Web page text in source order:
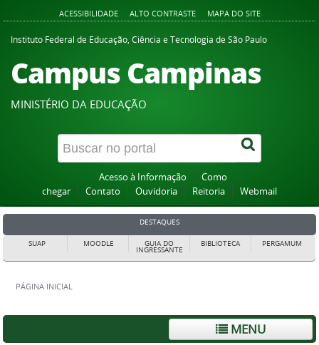
ACESSIBILIDADE ALTO CONTRASTE MAPA DO SITE
Instituto Federal de Educação, Ciência e Tecnologia de São Paulo
Campus Campinas
MINISTÉRIO DA EDUCAÇÃO
Acesso à Informação
Como
chegar
Contato Ouvidoria Reitoria Webmail
DESTAQUES
SUAP MOODLE GUIA DO
INGRESSANTE
BIBLIOTECA PERGAMUM
PÁGINA INICIAL
MENU